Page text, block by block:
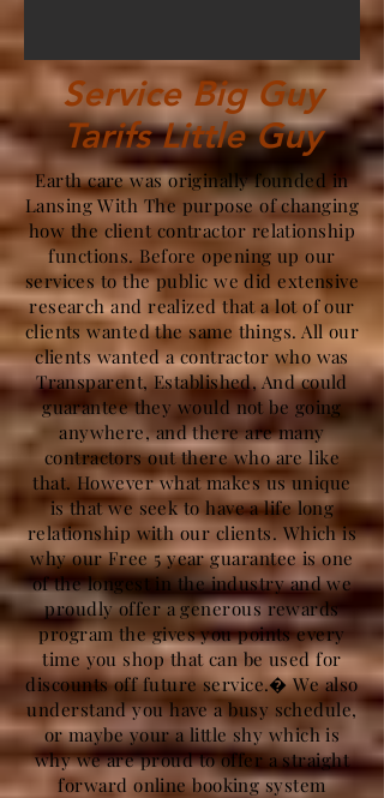
Service Big Guy
Tarifs Little Guy
Earth care was originally founded in
Lansing With The purpose of changing
how the client contractor relationship
functions. Before opening up our
services to the public we did extensive
research and realized that a lot of our
clients wanted the same things. All our
clients wanted a contractor who was
Transparent, Established, And could
guarantee they would not be going
anywhere, and there are many
contractors out there who are like
that. However what makes us unique
is that we seek to have a life long
relationship with our clients. Which is
why our Free 5 year guarantee is one
of the longest in the industry and we
proudly offer a generous rewards
program the gives you points every
time you shop that can be used for
discounts off future service.� We also
understand you have a busy schedule,
or maybe your a little shy which is
why we are proud to offer a straight
forward online booking system